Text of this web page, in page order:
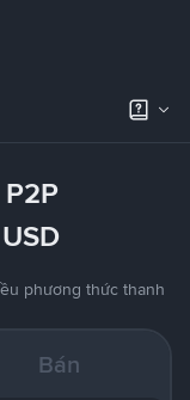
phương thức thanh
Bán